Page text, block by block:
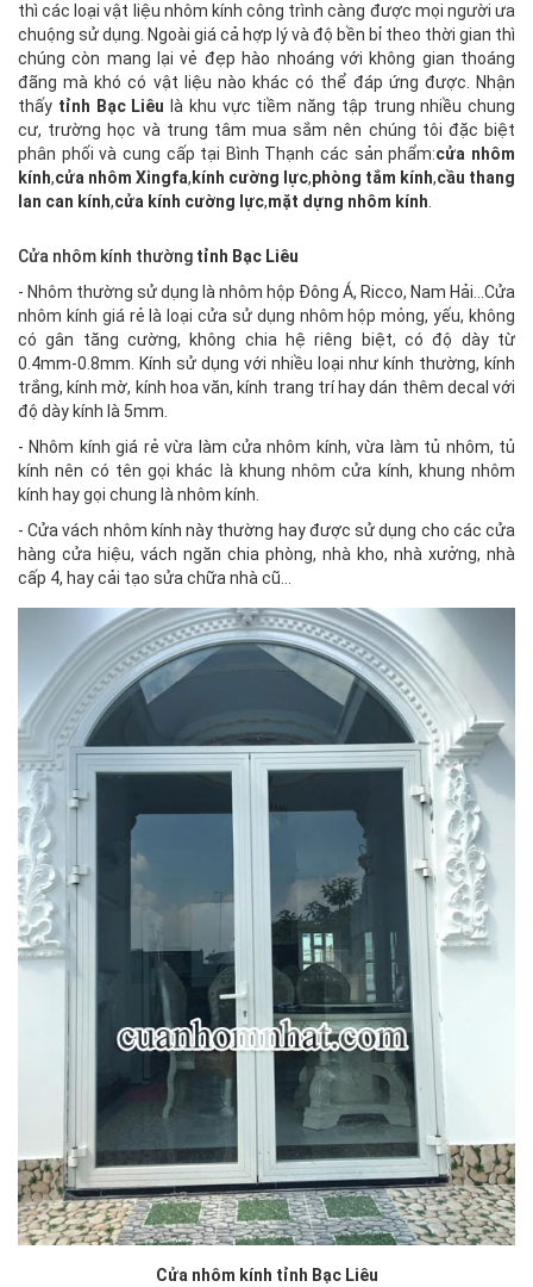
thì các loại vật liệu nhôm kính công trình càng được mọi người ưa
chuộng sử dụng. Ngoài giá cả hợp lý và độ bền bỉ theo thời gian thì
chúng còn mang lại vẻ đẹp hào nhoáng với không gian thoáng
đãng mà khó có vật liệu nào khác có thể đáp ứng được. Nhận
thấy tỉnh Bạc Liêu là khu vực tiềm năng tập trung nhiều chung
cư, trường học và trung tâm mua sắm nên chúng tôi đặc biệt
phân phối và cung cấp tại Bình Thạnh các sản phẩm:cửa nhôm
kính,cửa nhôm Xingfa, kính cường lực,phòng tắm kính,cầu thang
lan can kính,cửa kính cường lực,mặt dựng nhôm kính
Cửa nhôm kính thường tỉnh Bạc Liêu
- Nhôm thường sử dụng là nhôm hộp Đông Á, Ricco, Nam Hải…Cửa
nhôm kính giá rẻ là loại cửa sử dụng nhôm hộp mỏng, yếu, không
có gân tăng cường, không chia hệ riêng biệt, có độ dày từ
0.4mm-0.8mm. Kính sử dụng với nhiều loại như kính thường, kính
trắng, kính mờ, kính hoa văn, kính trang trí hay dán thêm decal với
độ dày kính là 5mm.
- Nhôm kính giá rẻ vừa làm cửa nhôm kính, vừa làm tủ nhôm, tủ
kính nên có tên gọi khác là khung nhôm cửa kính, khung nhôm
kính hay gọi chung là nhôm kính.
- Cửa vách nhôm kính này thường hay được sử dụng cho các cửa
hàng cửa hiệu, vách ngăn chia phòng, nhà kho, nhà xưởng, nhà
cấp 4, hay cải tạo sửa chữa nhà cũ…
Cửa nhôm kính tỉnh Bạc Liêu